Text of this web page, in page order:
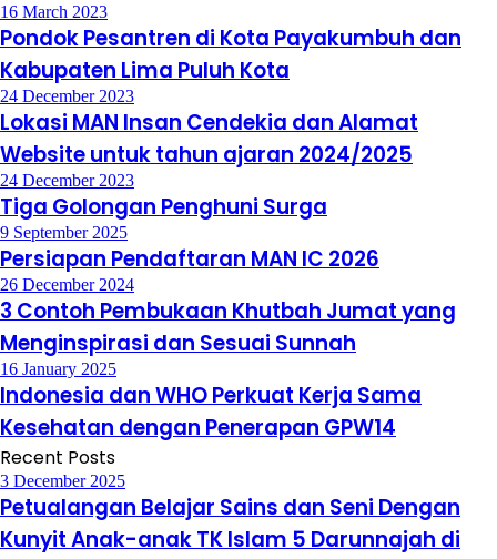
16 March 2023
Pondok Pesantren di Kota Payakumbuh dan
Kabupaten Lima Puluh Kota
24 December 2023
Lokasi MAN Insan Cendekia dan Alamat
Website untuk tahun ajaran 2024/2025
24 December 2023
Tiga Golongan Penghuni Surga
9 September 2025
Persiapan Pendaftaran MAN IC 2026
26 December 2024
3 Contoh Pembukaan Khutbah Jumat yang
Menginspirasi dan Sesuai Sunnah
16 January 2025
Indonesia dan WHO Perkuat Kerja Sama
Kesehatan dengan Penerapan GPW14
Recent Posts
3 December 2025
Petualangan Belajar Sains dan Seni Dengan
Kunyit Anak-anak TK Islam 5 Darunnajah di